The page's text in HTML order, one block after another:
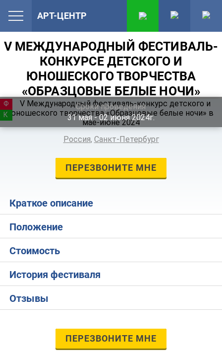
V МЕЖДУНАРОДНЫЙ ФЕСТИВАЛЬ-
КОНКУРСЕ ДЕТСКОГО И
ЮНОШЕСКОГО ТВОРЧЕСТВА
«ОБРАЗЦОВЫЕ БЕЛЫЕ НОЧИ»
Сроки проведения
31мая‐ 02июня 2024г.
ФЕСТИВАЛЬ
КОНКУРС
Россия, Санкт-Петербург
ПЕРЕЗВОНИТЕ МНЕ
Краткое описание
Положение
Стоимость
История фестиваля
Отзывы
ПЕРЕЗВОНИТЕ МНЕ
АРТ-ЦЕНТР